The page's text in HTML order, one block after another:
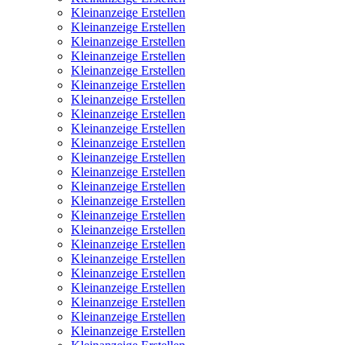
Kleinanzeige Erstellen
Kleinanzeige Erstellen
Kleinanzeige Erstellen
Kleinanzeige Erstellen
Kleinanzeige Erstellen
Kleinanzeige Erstellen
Kleinanzeige Erstellen
Kleinanzeige Erstellen
Kleinanzeige Erstellen
Kleinanzeige Erstellen
Kleinanzeige Erstellen
Kleinanzeige Erstellen
Kleinanzeige Erstellen
Kleinanzeige Erstellen
Kleinanzeige Erstellen
Kleinanzeige Erstellen
Kleinanzeige Erstellen
Kleinanzeige Erstellen
Kleinanzeige Erstellen
Kleinanzeige Erstellen
Kleinanzeige Erstellen
Kleinanzeige Erstellen
Kleinanzeige Erstellen